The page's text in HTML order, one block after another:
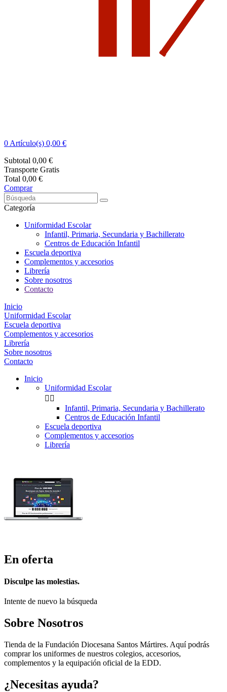
0 Artículo(s) 0,00 €
Subtotal 0,00 €
Transporte Gratis
Total 0,00 €
Comprar
Categoría
Uniformidad Escolar
Infantil, Primaria, Secundaria y Bachillerato
Centros de Educación Infantil
Escuela deportiva
Complementos y accesorios
Librería
Sobre nosotros
Contacto
Inicio
Uniformidad Escolar
Escuela deportiva
Complementos y accesorios
Librería
Sobre nosotros
Contacto
Inicio
Uniformidad Escolar
 
Infantil, Primaria, Secundaria y Bachillerato
Centros de Educación Infantil
Escuela deportiva
Complementos y accesorios
Librería
En oferta
Disculpe las molestias.
Intente de nuevo la búsqueda
Sobre Nosotros
Tienda de la Fundación Diocesana Santos Mártires. Aquí podrás
comprar los uniformes de nuestros colegios, accesorios,
complementos y la equipación oficial de la EDD.
¿Necesitas ayuda?